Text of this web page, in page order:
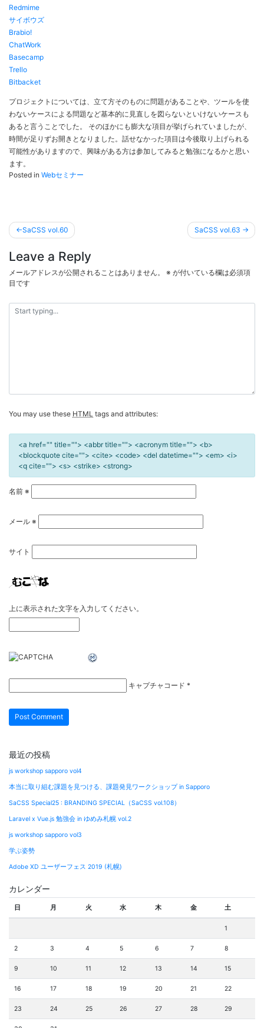
Redmime
サイボウズ
Brabio!
ChatWork
Basecamp
Trello
Bitbacket
プロジェクトについては、立て方そのものに問題があることや、ツールを使
わないケースによる問題など基本的に見直しを図らないといけないケースも
あると言うことでした。 そのほかにも膨大な項目が挙げられていましたが、
時間が足りずお開きとなりました。話せなかった項目は今後取り上げられる
可能性がありますので、興味がある方は参加してみると勉強になるかと思い
ます。
Posted in Webセミナー
投
稿
ナ
ビ
ゲ
ー
シ
SaCSS vol.60 SaCSS vol.63
Leave a Reply
メールアドレスが公開されることはありません。 ※ が付いている欄は必須項
目です
You may use these HTML tags and attributes:
<a href="" title=""> <abbr title=""> <acronym title=""> <b>
<blockquote cite=""> <cite> <code> <del datetime=""> <em> <i>
<q cite=""> <s> <strike> <strong>
名前 ※
メール ※
サイト
上に表示された文字を入力してください。
キャプチャコード *
最近の投稿
js workshop sapporo vol4
本当に取り組む課題を見つける、課題発見ワークショップ in Sapporo
SaCSS Special25 : BRANDING SPECIAL（SaCSS vol.108）
Laravel x Vue.js 勉強会 in ゆめみ札幌 vol.2
js workshop sapporo vol3
学ぶ姿勢
Adobe XD ユーザーフェス 2019 (札幌)
カレンダー
日 月 火 水 木 金 土
1
2 3 4 5 6 7 8
9 10 11 12 13 14 15
16 17 18 19 20 21 22
23 24 25 26 27 28 29